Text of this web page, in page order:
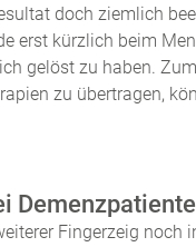
doch ziemlich
erst kürzlich beim
gelöst zu haben.
zu übertragen,
Fingerzeig